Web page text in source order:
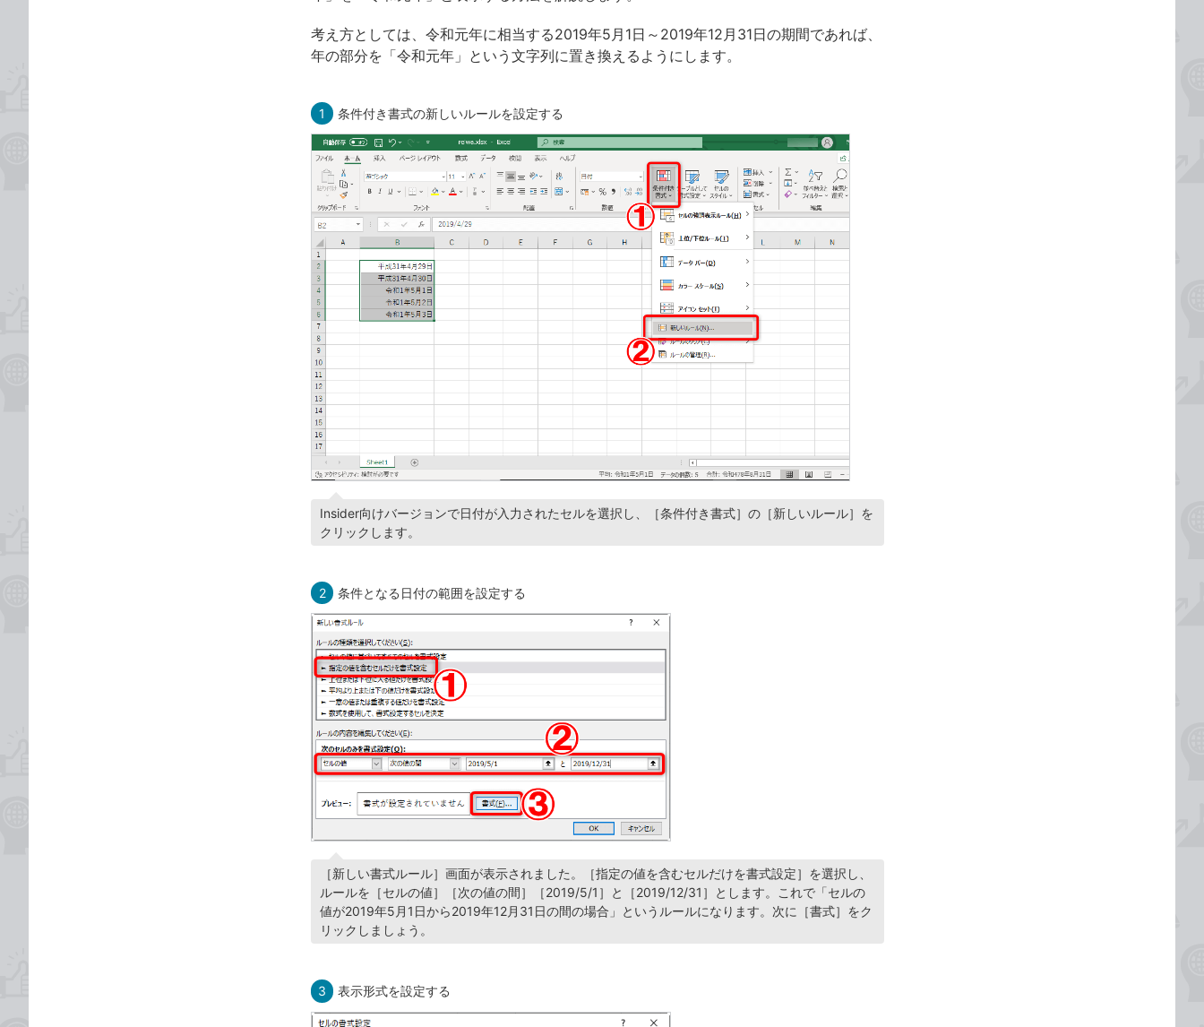
考え方としては、令和元年に相当する2019年5月1日～2019年12月31日の期間であれば、
年の部分を「令和元年」という文字列に置き換えるようにします。
1 条件付き書式の新しいルールを設定する
Insider向けバージョンで日付が入力されたセルを選択し、［条件付き書式］の［新しいルール］を
クリックします。
2 条件となる日付の範囲を設定する
［新しい書式ルール］画面が表示されました。［指定の値を含むセルだけを書式設定］を選択し、
ルールを［セルの値］［次の値の間］［2019/5/1］と［2019/12/31］とします。これで「セルの
値が2019年5月1日から2019年12月31日の間の場合」というルールになります。次に［書式］をク
リックしましょう。
3 表示形式を設定する